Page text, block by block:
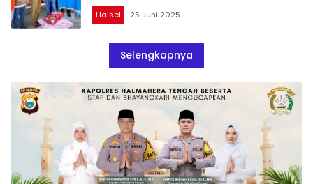
Halsel 25 Juni 2025
Selengkapnya